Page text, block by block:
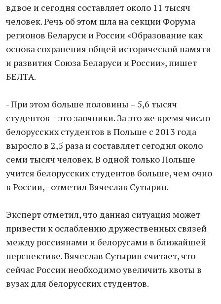
вдвое и сегодня составляет около 11 тысяч
человек. Речь об этом шла на секции Форума
регионов Беларуси и России «Образование как
основа сохранения общей исторической памяти
и развития Союза Беларуси и России», пишет
БЕЛТА.
- При этом больше половины – 5,6 тысяч
студентов – это заочники. За это же время число
белорусских студентов в Польше с 2013 года
выросло в 2,5 раза и составляет сегодня около
семи тысяч человек. В одной только Польше
учится белорусских студентов больше, чем очно
в России, - отметил Вячеслав Сутырин.
Эксперт отметил, что данная ситуация может
привести к ослаблению дружественных связей
между россиянами и белорусами в ближайшей
перспективе. Вячеслав Сутырин считает, что
сейчас России необходимо увеличить квоты в
вузах для белорусских студентов.